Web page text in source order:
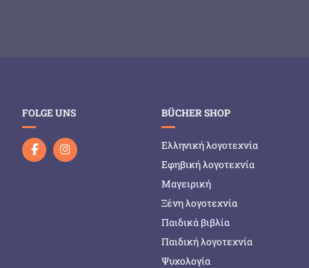
FOLGE UNS BÜCHER SHOP
Ελληνική λογοτεχνία
Εφηβική λογοτεχνία
Μαγειρική
Ξένη λογοτεχνία
Παιδικά βιβλία
Παιδική λογοτεχνία
Ψυχολογία